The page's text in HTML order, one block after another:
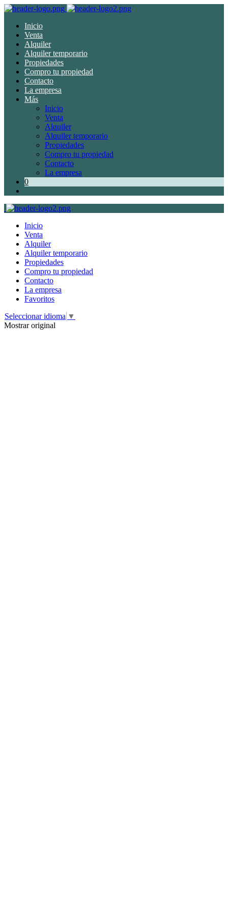
Inicio
Venta
Alquiler
Alquiler temporario
Propiedades
Compro tu propiedad
Contacto
La empresa
Más
Inicio
Venta
Alquiler
Alquiler temporario
Propiedades
Compro tu propiedad
Contacto
La empresa
0
Inicio
Venta
Alquiler
Alquiler temporario
Propiedades
Compro tu propiedad
Contacto
La empresa
Favoritos
Seleccionar idioma ▼
Mostrar original